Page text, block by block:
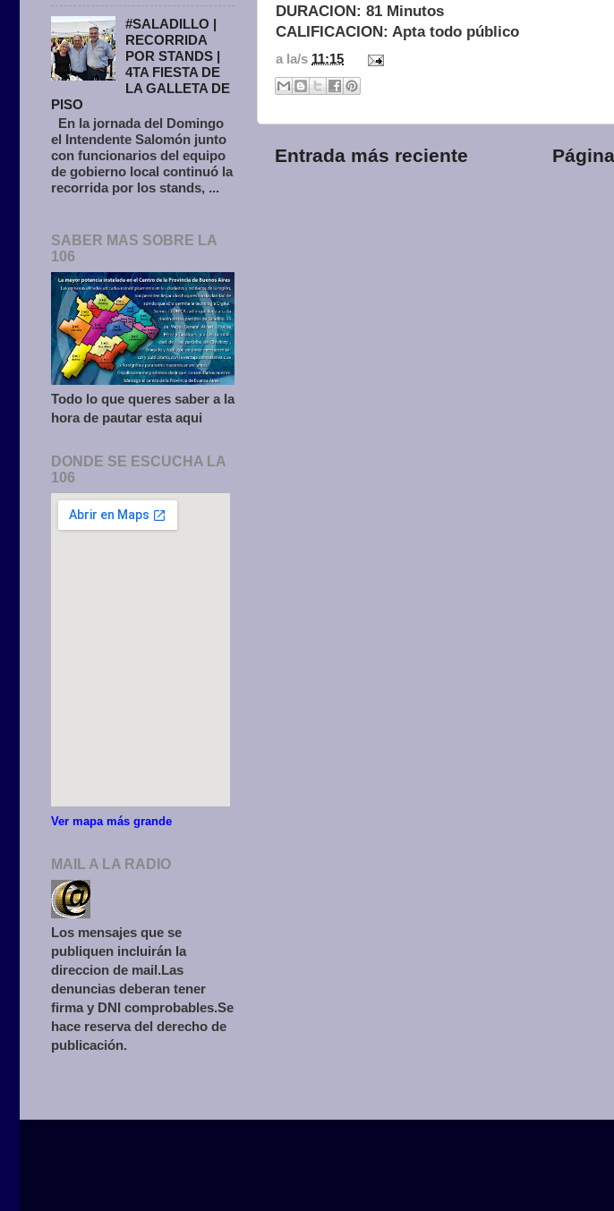
DURACION: 81 Minutos
CALIFICACION: Apta todo público
a la/s 11:15
Entrada más reciente
#SALADILLO |
RECORRIDA
POR STANDS |
4TA FIESTA DE
LA GALLETA DE
PISO
En la jornada del Domingo
el Intendente Salomón junto
con funcionarios del equipo
de gobierno local continuó la
recorrida por los stands, ...
SABER MAS SOBRE LA
106
Todo lo que queres saber a la
hora de pautar esta aqui
DONDE SE ESCUCHA LA
106
Ver mapa más grande
MAIL A LA RADIO
Los mensajes que se
publiquen incluirán la
direccion de mail.Las
denuncias deberan tener
firma y DNI comprobables.Se
hace reserva del derecho de
publicación.